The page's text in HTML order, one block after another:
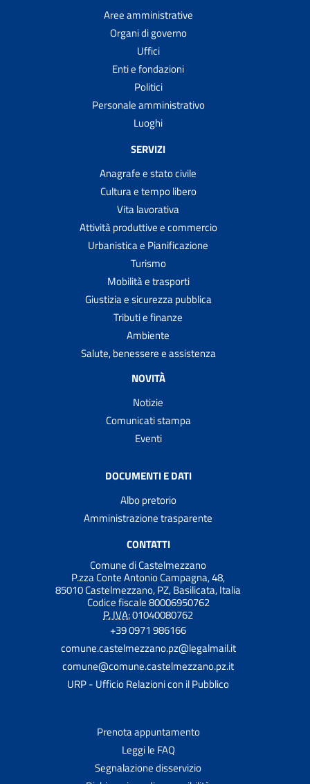
Aree amministrative
Organi di governo
Uffici
Enti e fondazioni
Politici
Personale amministrativo
Luoghi
SERVIZI
Anagrafe e stato civile
Cultura e tempo libero
Vita lavorativa
Attività produttive e commercio
Urbanistica e Pianificazione
Turismo
Mobilità e trasporti
Giustizia e sicurezza pubblica
Tributi e finanze
Ambiente
Salute, benessere e assistenza
NOVITÀ
Notizie
Comunicati stampa
Eventi
DOCUMENTI E DATI
Albo pretorio
Amministrazione trasparente
CONTATTI
Comune di Castelmezzano
P.zza Conte Antonio Campagna, 48,
85010 Castelmezzano, PZ, Basilicata, Italia
Codice fiscale 80006950762
P. IVA:01040080762
+39 0971 986166
comune.castelmezzano.pz@legalmail.it
comune@comune.castelmezzano.pz.it
URP - Ufficio Relazioni con il Pubblico
Prenota appuntamento
Leggi le FAQ
Segnalazione disservizio